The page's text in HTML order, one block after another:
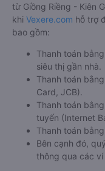
từ Giồng Riềng - Kiên
khi Vexere.com hỗ trợ
bao gồm:
Thanh toán
siêu thị gần nhà.
Thanh toán
Card, JCB).
Thanh toán
tuyến (Internet
Thanh toán
Bên cạnh đó,
thông qua các ví